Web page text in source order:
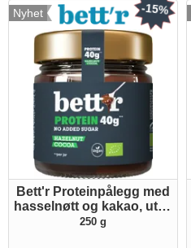
Nyhet
Bett'r Proteinpålegg med
hasselnøtt og kakao, uten
tilsatt sukker ØKO
250 g
-15%